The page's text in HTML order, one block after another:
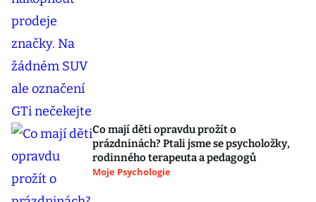
Co mají děti opravdu prožít o
prázdninách? Ptali jsme se psycholožky,
rodinného terapeuta a pedagogů
Moje Psychologie